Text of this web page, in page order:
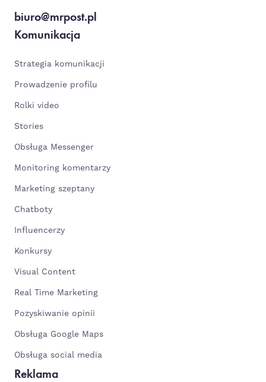
biuro@mrpost.pl
Komunikacja
Strategia komunikacji
Prowadzenie profilu
Rolki video
Stories
Obsługa Messenger
Monitoring komentarzy
Marketing szeptany
Chatboty
Influencerzy
Konkursy
Visual Content
Real Time Marketing
Pozyskiwanie opinii
Obsługa Google Maps
Obsługa social media
Reklama